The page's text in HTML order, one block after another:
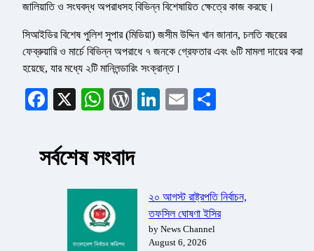
জালিয়াতি ও সংঘবদ্ধ অপরাধসহ বিভিন্ন বিশেষায়িত ক্ষেত্রে কাজ করছে।
সিআইডির বিশেষ পুলিশ সুপার (মিডিয়া) জসীম উদ্দিন খান জানান, চলতি বছরের
ফেব্রুয়ারি ও মার্চে বিভিন্ন অপরাধে ৭ জনকে গ্রেফতার এবং ৬টি মামলা দায়ের করা
হয়েছে, যার মধ্যে ২টি মানিলন্ডারিং সংক্রান্ত।
Facebook
X WhatsApp
WordPress
LinkedIn
Email
সর্বশেষ সংবাদ
২০ আগস্ট রাষ্ট্রপতি নির্বাচন,
তফসিল ঘোষণা ইসির
by News Channel
August 6, 2026